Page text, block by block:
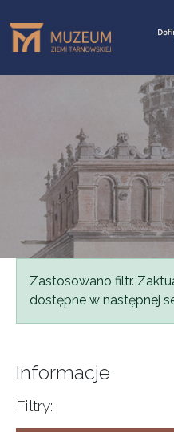
Komunikat
Zastosowano filtr.
dostępne w następnej
Informacje
Filtry: